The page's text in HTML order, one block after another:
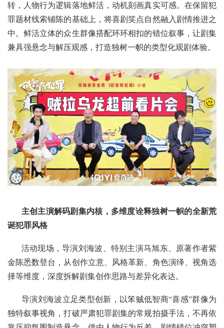
转，人物行为逻辑落地鲜活，动机刻画真实可感。在保留犯
罪题材线索铺陈的基础上，将喜剧笑点自然融入剧情推进之
中。鲜活立体的众生群像搭配环环相扣的错位叙事，让剧集
兼具强悬念与解压观感，打造独树一帜的类型化观剧体验。
主创主演解码剧集内核，多维度诠释独树一帜的全新荒
诞犯罪风格
活动现场，导演刘海波、特别主演马旭东、原著作者紫
金陈悉数登台，从创作立意、风格革新、角色演绎、视角选
择等维度，深度拆解剧集创作思路与差异化表达。
导演刘海波立足类型创新，以笨贼低智商“喜感”群像为
独特叙事视角，打破严肃犯罪剧集的常规拍摄手法，不再依